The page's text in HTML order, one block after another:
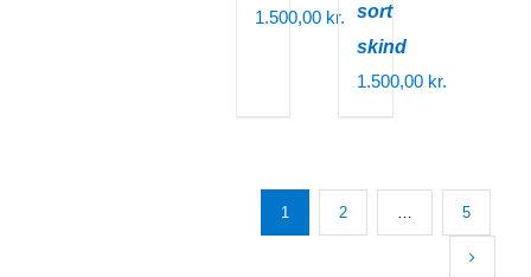
1.500,00 kr.
sort
skind
1.500,00 kr.
1 2 … 5